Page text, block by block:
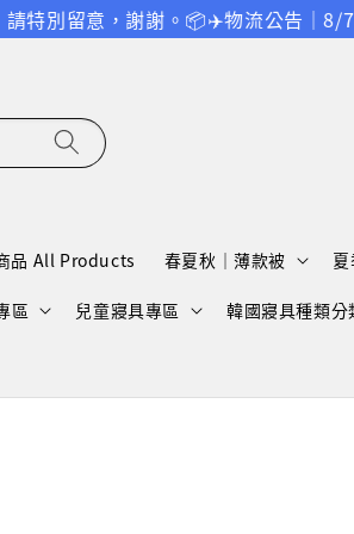
別留意，謝謝。📦✈️物流公告｜8/7～
品 All Products 春夏秋｜薄款被
區 兒童寢具專區 韓國寢具種類分